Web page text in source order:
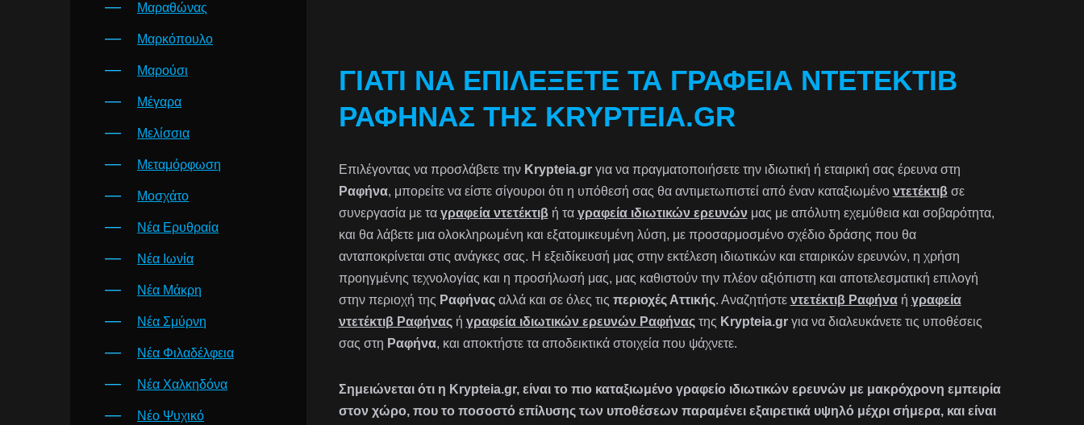
Μαραθώνας
Μαρκόπουλο
Μαρούσι
Μέγαρα
Μελίσσια
Μεταμόρφωση
Μοσχάτο
Νέα Ερυθραία
Νέα Ιωνία
Νέα Μάκρη
Νέα Σμύρνη
Νέα Φιλαδέλφεια
Νέα Χαλκηδόνα
Νέο Ψυχικό
ΓΙΑΤΊ ΝΑ ΕΠΙΛΈΞΕΤΕ ΤΑ ΓΡΑΦΕΊΑ ΝΤΕΤΈΚΤΙΒ
ΡΑΦΉΝΑΣ ΤΗΣ KRYPTEIA.GR
Επιλέγοντας να προσλάβετε την Krypteia.grγια να πραγματοποιήσετε την ιδιωτική ή εταιρική σας έρευνα στη
Ραφήνα, μπορείτε να είστε σίγουροι ότι η υπόθεσή σας θα αντιμετωπιστεί από έναν καταξιωμένο ντετέκτιβσε
συνεργασία με τα γραφεία ντετέκτιβή τα γραφεία ιδιωτικών ερευνώνμας με απόλυτη εχεμύθεια και σοβαρότητα,
και θα λάβετε μια ολοκληρωμένη και εξατομικευμένη λύση, με προσαρμοσμένο σχέδιο δράσης που θα
ανταποκρίνεται στις ανάγκες σας. Η εξειδίκευσή μας στην εκτέλεση ιδιωτικών και εταιρικών ερευνών, η χρήση
προηγμένης τεχνολογίας και η προσήλωσή μας, μας καθιστούν την πλέον αξιόπιστη και αποτελεσματική επιλογή
στην περιοχή της Ραφήναςαλλά και σε όλες τις περιοχές Αττικής. Αναζητήστε ντετέκτιβ Ραφήναή γραφεία
ντετέκτιβ Ραφήναςή γραφεία ιδιωτικών ερευνών Ραφήναςτης Krypteia.grγια να διαλευκάνετε τις υποθέσεις
σας στη Ραφήνα, και αποκτήστε τα αποδεικτικά στοιχεία που ψάχνετε.
Σημειώνεται ότι η Krypteia.gr, είναι το πιο καταξιωμένο γραφείο ιδιωτικών ερευνών με μακρόχρονη εμπειρία
στον χώρο, που το ποσοστό επίλυσης των υποθέσεων παραμένει εξαιρετικά υψηλό μέχρι σήμερα, και είναι